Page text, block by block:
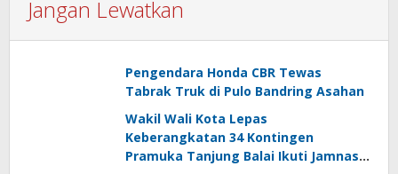
Jangan Lewatkan
Pengendara Honda CBR Tewas
Tabrak Truk di Pulo Bandring Asahan
Wakil Wali Kota Lepas
Keberangkatan 34 Kontingen
Pramuka Tanjung Balai Ikuti Jamnas